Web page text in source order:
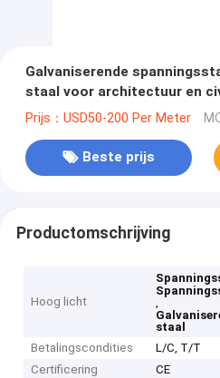
Galvaniserende
staal voor architectuur en
Prijs：USD50-200 Per Meter
Beste prijs
Productomschrijving
Hoog licht
,
staal
Betalingscondities
L/C, T/T
Certificering
CE